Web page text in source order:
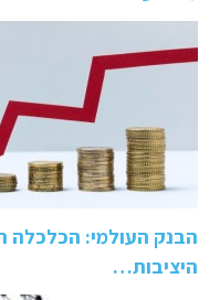
הבנק העולמי: הכלכלה
היציבות…